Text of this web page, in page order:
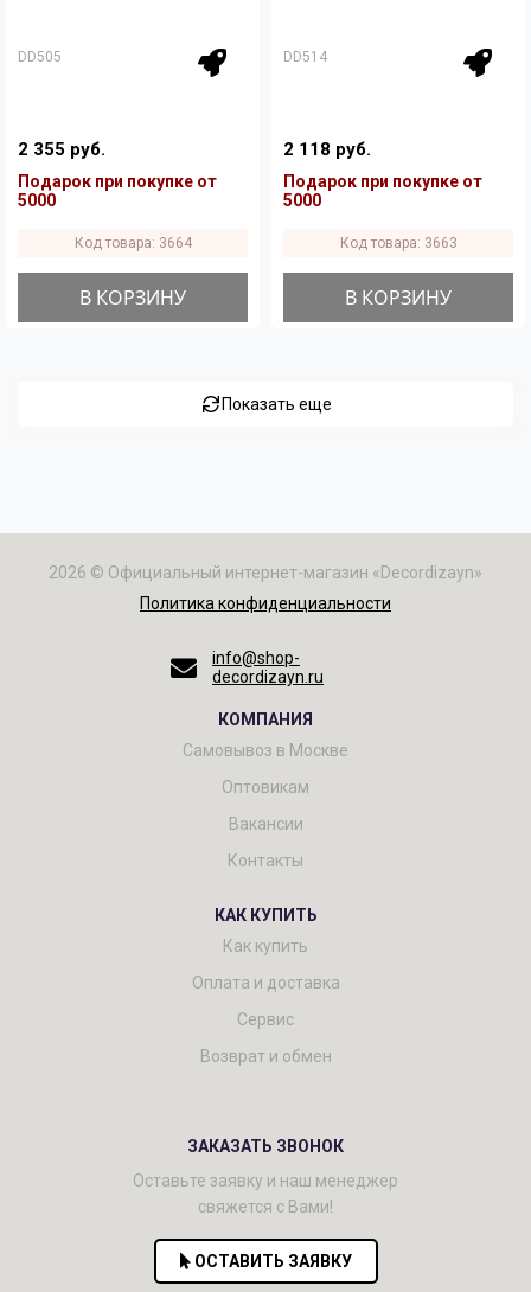
DD505
2 355 руб.
Подарок при покупке от
5000
Код товара: 3664
В КОРЗИНУ
DD514
2 118 руб.
Подарок при покупке от
5000
Код товара: 3663
В КОРЗИНУ
Показать еще
2026 © Официальный интернет-магазин «Decordizayn»
Политика конфиденциальности
info@shop-
decordizayn.ru
КОМПАНИЯ
Самовывоз в Москве
Оптовикам
Вакансии
Контакты
КАК КУПИТЬ
Как купить
Оплата и доставка
Сервис
Возврат и обмен
ЗАКАЗАТЬ ЗВОНОК
Оставьте заявку и наш менеджер
свяжется с Вами!
ОСТАВИТЬ ЗАЯВКУ